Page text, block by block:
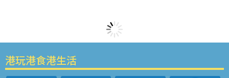
港玩港食港生活